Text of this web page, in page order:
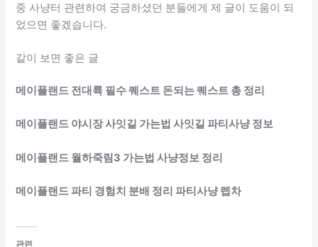
중 사냥터 관련하여 궁금하셨던 분들에게 제 글이 도움이 되
었으면 좋겠습니다.
같이 보면 좋은 글
메이플랜드 전대륙 필수 퀘스트 돈되는 퀘스트 총 정리
메이플랜드 야시장 사잇길 가는법 사잇길 파티사냥 정보
메이플랜드 월하죽림3 가는법 사냥정보 정리
메이플랜드 파티 경험치 분배 정리 파티사냥 렙차
관련